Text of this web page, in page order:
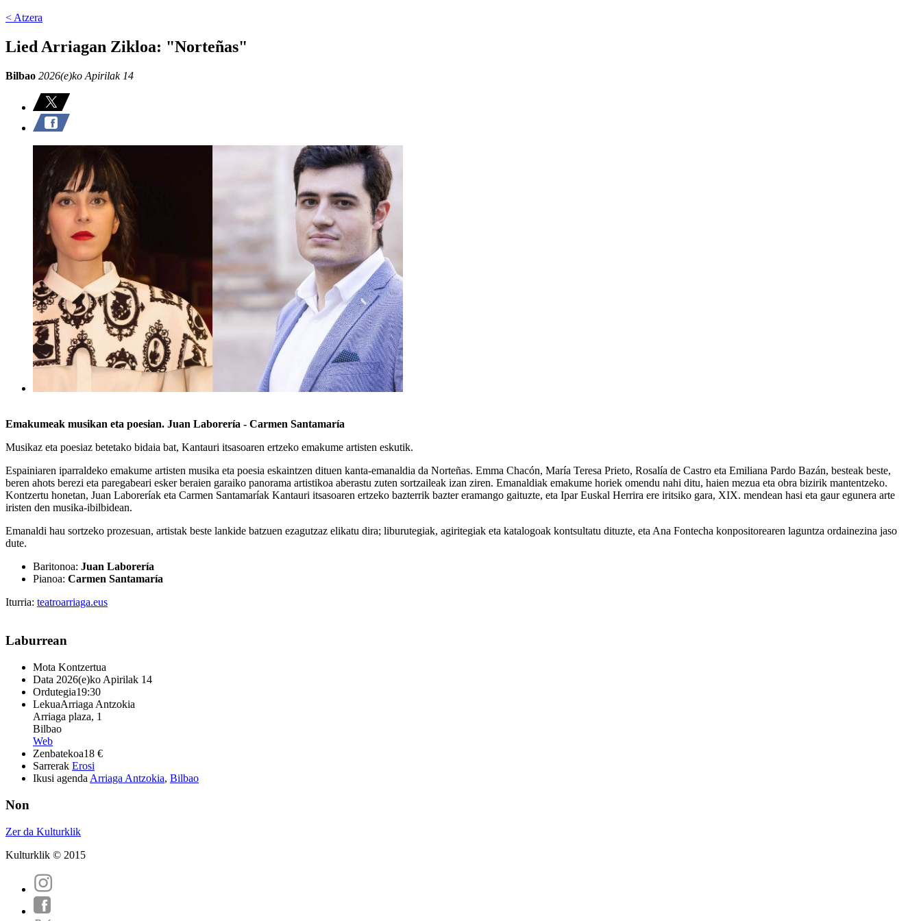
< Atzera
Lied Arriagan Zikloa: "Norteñas"
Bilbao 2026(e)ko Apirilak 14
Emakumeak musikan eta poesian. Juan Laborería - Carmen Santamaría
Musikaz eta poesiaz betetako bidaia bat, Kantauri itsasoaren ertzeko emakume artisten eskutik.
Espainiaren iparraldeko emakume artisten musika eta poesia eskaintzen dituen kanta-emanaldia da Norteñas. Emma Chacón, María Teresa Prieto, Rosalía de Castro eta Emiliana Pardo Bazán, besteak beste,
beren ahots berezi eta paregabeari esker beraien garaiko panorama artistikoa aberastu zuten sortzaileak izan ziren. Emanaldiak emakume horiek omendu nahi ditu, haien mezua eta obra bizirik mantentzeko.
Kontzertu honetan, Juan Laboreríak eta Carmen Santamaríak Kantauri itsasoaren ertzeko bazterrik bazter eramango gaituzte, eta Ipar Euskal Herrira ere iritsiko gara, XIX. mendean hasi eta gaur egunera arte
iristen den musika-ibilbidean.
Emanaldi hau sortzeko prozesuan, artistak beste lankide batzuen ezagutzaz elikatu dira; liburutegiak, agiritegiak eta katalogoak kontsultatu dituzte, eta Ana Fontecha konpositorearen laguntza ordainezina jaso
dute.
Baritonoa: Juan Laborería
Pianoa: Carmen Santamaría
Iturria: teatroarriaga.eus
Laburrean
Mota Kontzertua
Data 2026(e)ko Apirilak 14
Ordutegia19:30
LekuaArriaga Antzokia
Arriaga plaza, 1
Bilbao
Web
Zenbatekoa18 €
Sarrerak Erosi
Ikusi agenda Arriaga Antzokia, Bilbao
Non
Zer da Kulturklik
Kulturklik © 2015